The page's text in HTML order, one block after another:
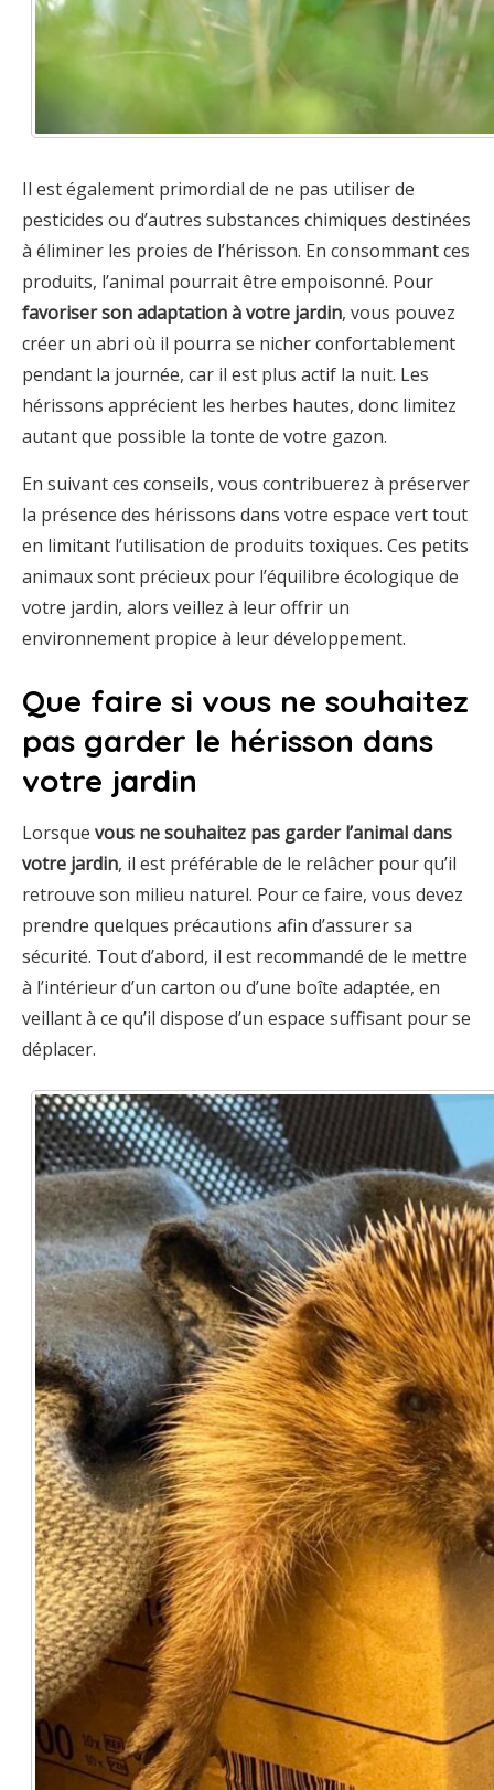
Il est également primordial de ne pas utiliser de
pesticides ou d’autres substances chimiques destinées
à éliminer les proies de l’hérisson. En consommant ces
produits, l’animal pourrait être empoisonné. Pour
favoriser son adaptation à votre jardin, vous pouvez
créer un abri où il pourra se nicher confortablement
pendant la journée, car il est plus actif la nuit. Les
hérissons apprécient les herbes hautes, donc limitez
autant que possible la tonte de votre gazon.
En suivant ces conseils, vous contribuerez à préserver
la présence des hérissons dans votre espace vert tout
en limitant l’utilisation de produits toxiques. Ces petits
animaux sont précieux pour l’équilibre écologique de
votre jardin, alors veillez à leur offrir un
environnement propice à leur développement.
Que faire si vous ne souhaitez
pas garder le hérisson dans
votre jardin
Lorsque vous ne souhaitez pas garder l’animal dans
votre jardin, il est préférable de le relâcher pour qu’il
retrouve son milieu naturel. Pour ce faire, vous devez
prendre quelques précautions afin d’assurer sa
sécurité. Tout d’abord, il est recommandé de le mettre
à l’intérieur d’un carton ou d’une boîte adaptée, en
veillant à ce qu’il dispose d’un espace suffisant pour se
déplacer.